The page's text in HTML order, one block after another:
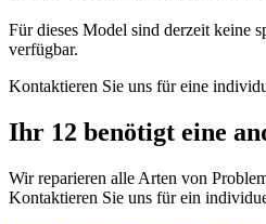
Für dieses Model sind derzeit keine
verfügbar.
Kontaktieren Sie uns für eine
Ihr 12 benötigt eine
Wir reparieren alle Arten von
Kontaktieren Sie uns für ein